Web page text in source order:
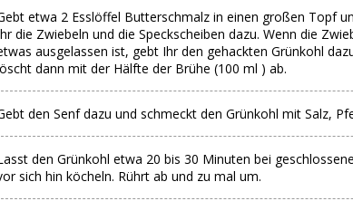
etwa 2 Esslöffel Butterschmalz in einen großen Topf
die Zwiebeln und die Speckscheiben dazu. Wenn die
ausgelassen ist, gebt Ihr den gehackten Grünkohl
dann mit der Hälfte der Brühe (100 ml ) ab.
den Senf dazu und schmeckt den Grünkohl mit Salz,
den Grünkohl etwa 20 bis 30 Minuten bei
sich hin köcheln. Rührt ab und zu mal um.